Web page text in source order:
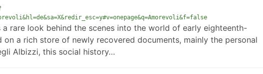
a rare look behind the scenes into the world of early eighteenth-
on a rich store of newly recovered documents, mainly the personal
Albizzi, this social history…